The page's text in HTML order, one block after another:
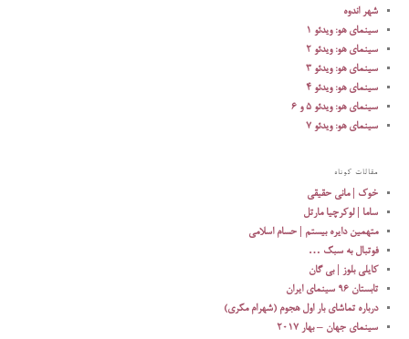
شهر اندوه
سینمای هو: ویدئو 1
سینمای هو: ویدئو 2
سینمای هو: ویدئو 3
سینمای هو: ویدئو 4
سینمای هو: ویدئو 5 و 6
سینمای هو: ویدئو 7
مقالات کوتاه
خوک | مانی حقیقی
ساما | لوکرچیا مارتل
متهمین دایره بیستم | حسام اسلامی
فوتبال به سبک …
کایلی بلوز | بی گان
تابستان ۹۶ سینمای ایران
درباره تماشای بار اول هجوم (شهرام مکری)
سینمای جهان – بهار ۲۰۱۷